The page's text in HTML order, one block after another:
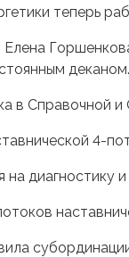
теперь
деканом.
в Справочной
4-
диагностику